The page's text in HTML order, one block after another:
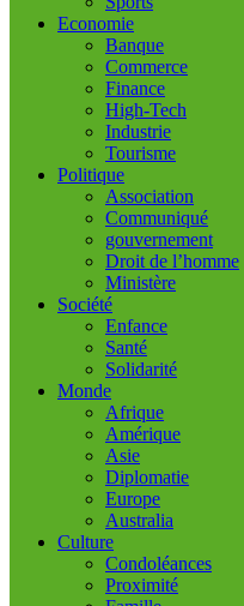
Economie
Banque
Commerce
Finance
High-Tech
Industrie
Tourisme
Politique
Association
Communiqué
gouvernement
Droit de l’homme
Ministère
Société
Enfance
Santé
Solidarité
Monde
Afrique
Amérique
Asie
Diplomatie
Europe
Australia
Culture
Condoléances
Proximité